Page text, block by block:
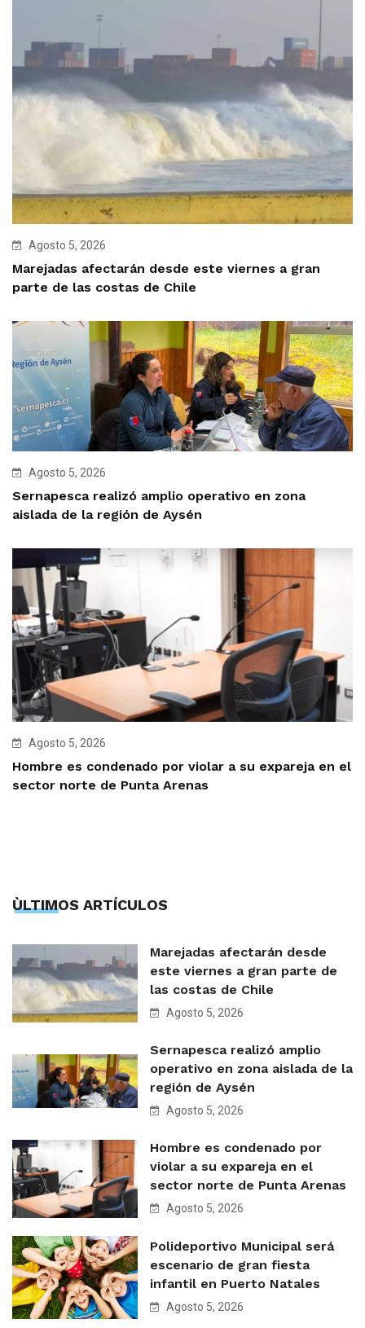
Agosto 5, 2026
Marejadas afectarán desde este viernes a gran
parte de las costas de Chile
Agosto 5, 2026
Sernapesca realizó amplio operativo en zona
aislada de la región de Aysén
Agosto 5, 2026
Hombre es condenado por violar a su expareja en el
sector norte de Punta Arenas
ÙLTIMOS ARTÍCULOS
Marejadas afectarán desde
este viernes a gran parte de
las costas de Chile
Agosto 5, 2026
Sernapesca realizó amplio
operativo en zona aislada de la
región de Aysén
Agosto 5, 2026
Hombre es condenado por
violar a su expareja en el
sector norte de Punta Arenas
Agosto 5, 2026
Polideportivo Municipal será
escenario de gran fiesta
infantil en Puerto Natales
Agosto 5, 2026